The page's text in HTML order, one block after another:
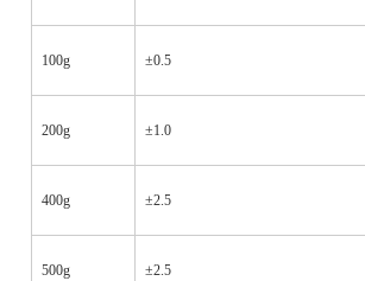
100g ±0.5
200g ±1.0
400g ±2.5
500g ±2.5